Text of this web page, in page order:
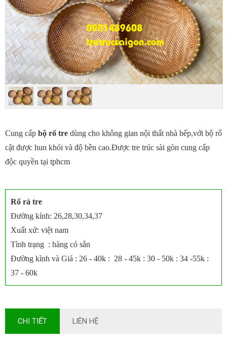
Cung cấp bộ rổ tre dùng cho không gian nội thất nhà bếp,với bộ rổ
cật được hun khói và độ bền cao.Được tre trúc sài gòn cung cấp
độc quyền tại tphcm
Rổ rá tre
Đường kính: 26,28,30,34,37
Xuất xứ: việt nam
Tình trạng : hàng có sẳn
Đường kình và Giá : 26 - 40k : 28 - 45k : 30 - 50k : 34 -55k :
37 - 60k
CHI TIẾT LIÊN HỆ